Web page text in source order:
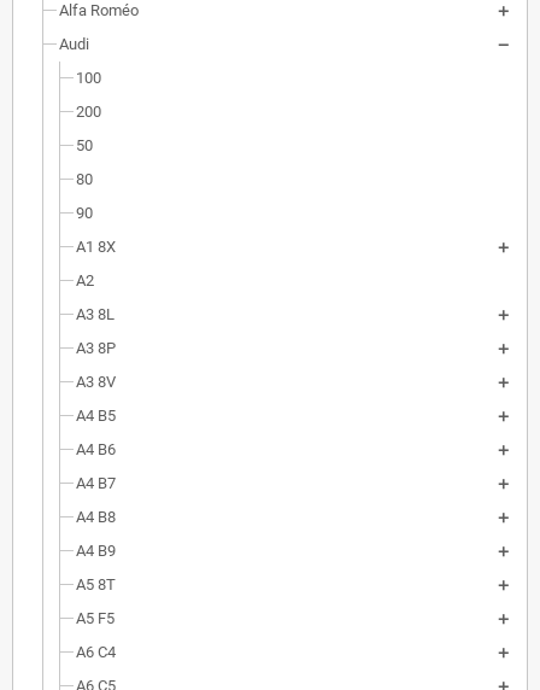
Alfa Roméo
Audi
100
200
50
80
90
A1 8X
A2
A3 8L
A3 8P
A3 8V
A4 B5
A4 B6
A4 B7
A4 B8
A4 B9
A5 8T
A5 F5
A6 C4
A6 C5